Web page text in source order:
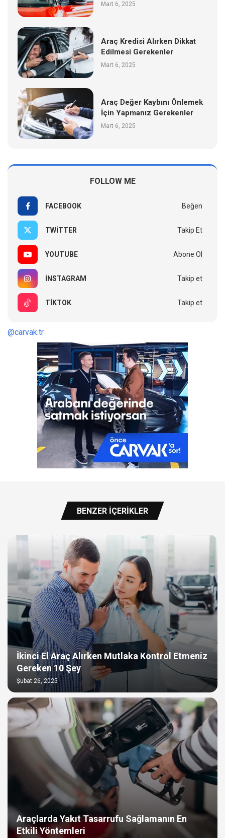
Mart 6, 2025
Araç Kredisi Alırken Dikkat
Edilmesi Gerekenler
Mart 6, 2025
Araç Değer Kaybını Önlemek
İçin Yapmanız Gerekenler
Mart 6, 2025
FOLLOW ME
FACEBOOK Beğen
TWITTER Takip Et
YOUTUBE Abone Ol
INSTAGRAM Takip et
TIKTOK Takip et
@carvak.tr
BENZER İÇERIKLER
İkinci El Araç Alırken Mutlaka Kontrol Etmeniz
Gereken 10 Şey
Şubat 26, 2025
Araçlarda Yakıt Tasarrufu Sağlamanın En
Etkili Yöntemleri